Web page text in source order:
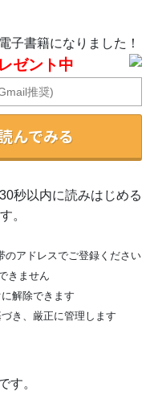
子書籍になりました！
ゼント中
んでみる
秒以内に読みはじめる
。
のアドレスでご登録ください
きません
解除できます
き、厳正に管理します
す。